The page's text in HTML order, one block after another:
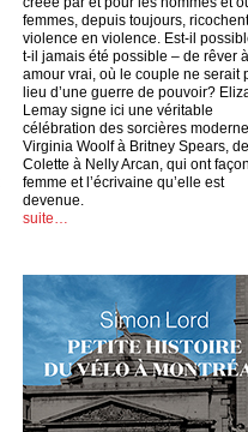
femmes, depuis toujours,
violence en violence. Est-il
t-il jamais été possible – de rêver
amour vrai, où le couple ne serait
lieu d’une guerre de pouvoir?
Lemay signe ici une véritable
célébration des sorcières
Virginia Woolf à Britney Spears, de
Colette à Nelly Arcan, qui ont
femme et l’écrivaine qu’elle est
devenue.
suite…